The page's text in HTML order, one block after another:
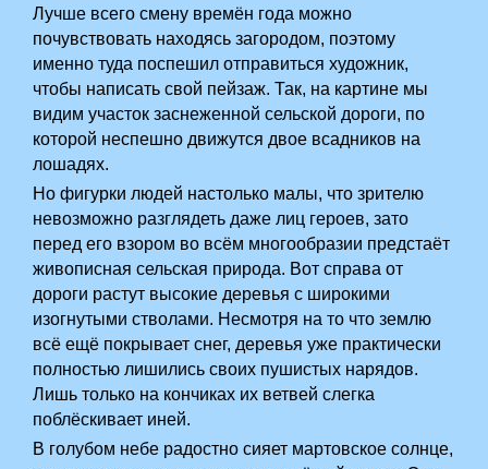
Лучше всего смену времён года можно
почувствовать находясь загородом, поэтому
именно туда поспешил отправиться художник,
чтобы написать свой пейзаж. Так, на картине мы
видим участок заснеженной сельской дороги, по
которой неспешно движутся двое всадников на
лошадях.
Но фигурки людей настолько малы, что зрителю
невозможно разглядеть даже лиц героев, зато
перед его взором во всём многообразии предстаёт
живописная сельская природа. Вот справа от
дороги растут высокие деревья с широкими
изогнутыми стволами. Несмотря на то что землю
всё ещё покрывает снег, деревья уже практически
полностью лишились своих пушистых нарядов.
Лишь только на кончиках их ветвей слегка
поблёскивает иней.
В голубом небе радостно сияет мартовское солнце,